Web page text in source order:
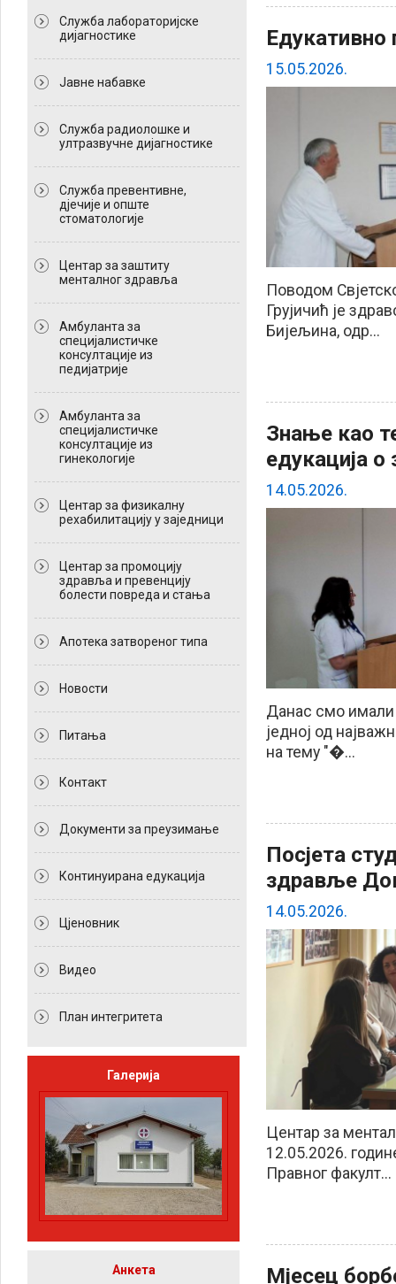
Служба лабораторијске
дијагностике
Јавне набавке
Служба радиолошке и
ултразвучне дијагностике
Служба превентивне,
дјечије и опште
стоматологије
Центар за заштиту
менталног здравља
Амбуланта за
специјалистичке
консултације из
педијатрије
Амбуланта за
специјалистичке
консултације из
гинекологије
Центар за физикалну
рехабилитацију у заједници
Центар за промоцију
здравља и превенцију
болести повреда и стања
Апотека затвореног типа
Новости
Питања
Контакт
Документи за преузимање
Континуирана едукација
Цјеновник
Видео
План интегритета
Галерија
Анкета
15.05.2026.
Поводом
Грујичић је
Бијељина, одр...
Знање као
едукација о
14.05.2026.
Данас смо имали
једној од
на тему "�...
Посјета
здравље
14.05.2026.
Центaр за
12.05.2026.
Правног факулт...
Mјесец